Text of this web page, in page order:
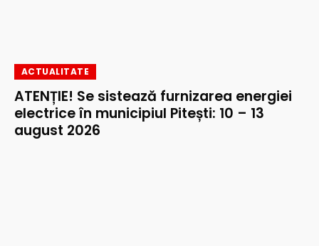
ACTUALITATE
ATENȚIE! Se sistează furnizarea energiei
electrice în municipiul Pitești: 10 – 13
august 2026